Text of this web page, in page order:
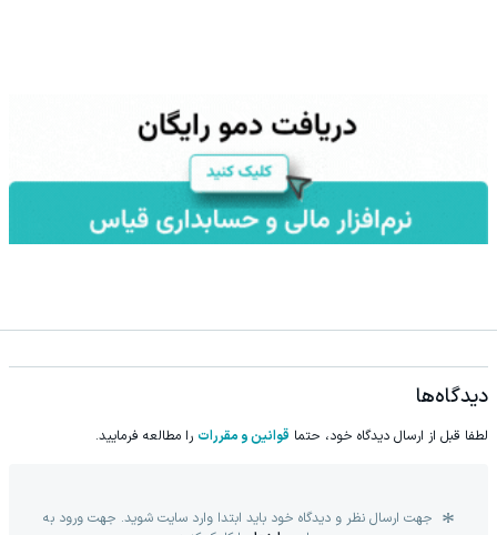
دیدگاه‌ها
لطفا قبل از ارسال دیدگاه خود، حتما قوانین و مقررات را مطالعه فرمایید.
جهت ارسال نظر و دیدگاه خود باید ابتدا وارد سایت شوید. جهت ورود به